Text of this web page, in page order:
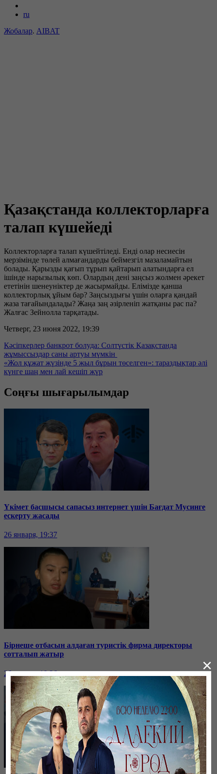
ru
Жобалар. AIBAT
Қазақстанда коллекторларға
талап күшейеді
Коллекторларға талап күшейтіледі. Енді олар несиесін
мерзімінде төлей алмағандарды беймезгіл мазаламайтын
болады. Қарызды қағып тұрып қайтарып алатындарға ел
ішінде нарызылық көп. Олардың дені заңсыз жолмен әрекет
ететінін шенеуніктер де жасырмайды. Елімізде қанша
коллекторлық ұйым бар? Заңсыздығы үшін оларға қандай
жаза тағайындалады? Жаңа заң әзірленіп жатқаны рас па?
Жалғас Зейнолла тарқатады.
Четверг, 23 июня 2022, 19:39
Кәсіпкерлер банкрот болуда: Солтүстік Қазақстанда
жұмыссыздар саны артуы мүмкін
«Жол құжат жүзінде 5 жыл бұрын төселген»: тараздықтар әлі
күнге шаң мен лай кешіп жүр
Соңғы шығарылымдар
Үкімет басшысы сапасыз интернет үшін Бағдат Мусинге
ескерту жасады
26 января, 19:37
Бірнеше отбасын алдаған туристік фирма директоры
сотталып жатыр
26 января, 19:36 ×